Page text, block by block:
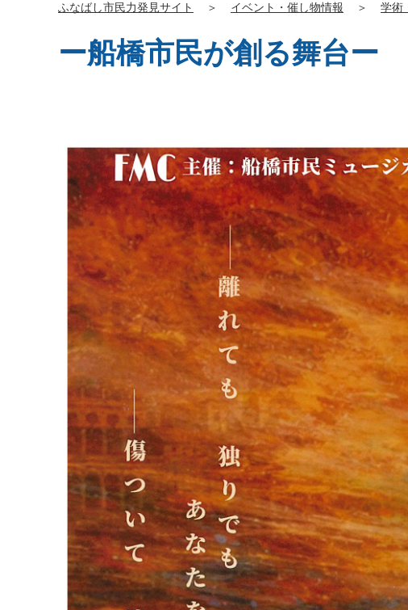
ふなばし市民力発見サイト ＞ イベント・催し物情報 ＞ 学術
ー船橋市民が創る舞台